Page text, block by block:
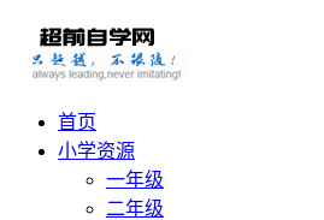
首页
小学资源
一年级
二年级